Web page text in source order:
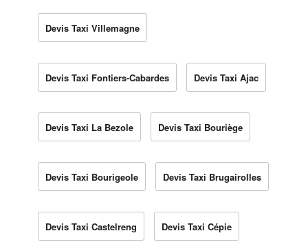
Devis Taxi Villemagne
Devis Taxi Fontiers-Cabardes Devis Taxi Ajac
Devis Taxi La Bezole Devis Taxi Bouriège
Devis Taxi Bourigeole Devis Taxi Brugairolles
Devis Taxi Castelreng Devis Taxi Cépie